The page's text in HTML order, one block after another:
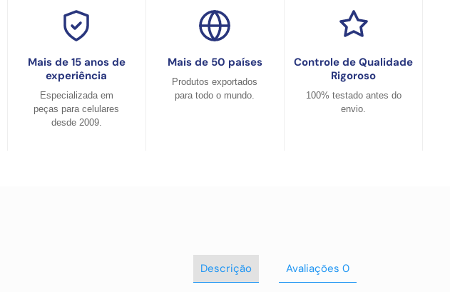
Mais de 15 anos de
experiência
Especializada em
peças para celulares
desde 2009.
Mais de 50 países
Produtos exportados
para todo o mundo.
Controle de Qualidade
Rigoroso
100% testado antes do
envio.
Descrição Avaliações 0